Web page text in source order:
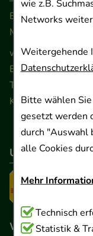
wie z.B.
Networks
Weitergehende
Bitte wählen
gesetzt werden
durch "Auswahl
alle Cookies
Mehr
Technisch
Cookies, die für
Technisch
Statistik &
Beratung und
Montag - Freitag
www.ApoSalis.de
Ernst-August-Platz
Telefon 0511 89
Kontaktformular
Unser
Wir sind hier